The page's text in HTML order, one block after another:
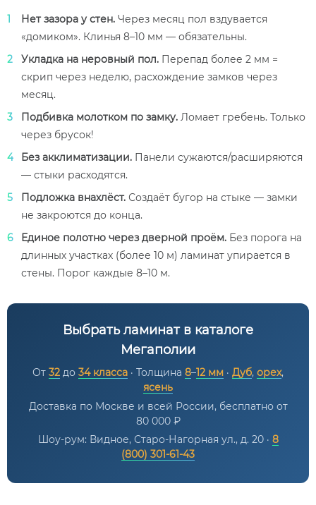
Нет зазора у стен. Через месяц пол вздувается
«домиком». Клинья 8–10 мм — обязательны.
Укладка на неровный пол. Перепад более 2 мм =
скрип через неделю, расхождение замков через
месяц.
Подбивка молотком по замку. Ломает гребень. Только
через брусок!
Без акклиматизации. Панели сужаются/расширяются
— стыки расходятся.
Подложка внахлёст. Создаёт бугор на стыке — замки
не закроются до конца.
Единое полотно через дверной проём. Без порога на
длинных участках (более 10 м) ламинат упирается в
стены. Порог каждые 8–10 м.
Выбрать ламинат в каталоге
Мегаполии
От 32 до 34 класса · Толщина 8–12 мм · Дуб, орех,
ясень
Доставка по Москве и всей России, бесплатно от
80 000 ₽
Шоу-рум: Видное, Старо-Нагорная ул., д. 20 · 8
(800) 301-61-43